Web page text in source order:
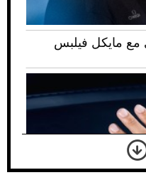
مع مايكل فيلبس